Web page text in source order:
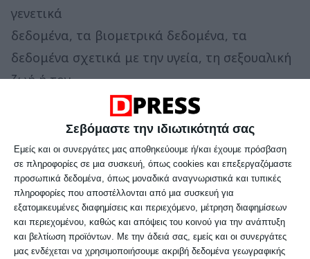
Σεβόμαστε την ιδιωτικότητά σας
Εμείς και οι συνεργάτες μας αποθηκεύουμε ή/και έχουμε πρόσβαση
σε πληροφορίες σε μια συσκευή, όπως cookies και επεξεργαζόμαστε
προσωπικά δεδομένα, όπως μοναδικά αναγνωριστικά και τυπικές
πληροφορίες που αποστέλλονται από μια συσκευή για
εξατομικευμένες διαφημίσεις και περιεχόμενο, μέτρηση διαφημίσεων
και περιεχομένου, καθώς και απόψεις του κοινού για την ανάπτυξη
και βελτίωση προϊόντων.
Με την άδειά σας, εμείς και οι συνεργάτες
μας ενδέχεται να χρησιμοποιήσουμε ακριβή δεδομένα γεωγραφικής
γενετικά
δεδομένα, τα βιομετρικά δεδομένα, τα
δεδομένα σχετικά με την υγεία, τη σεξουαλική
ζωή ή τον
γενετήσιο προσανατολισμό ενός ατόμου.
ΕΠΕΞΕΡΓΑΣΙΑ ΠΡΟΣΩΠΙΚΩΝ ΔΕΔΟΜΕΝΩΝ
Επεξεργασία προσωπικών δεδομένων αποτελεί
κάθε πράξη ή σειρά πράξεων που
πραγματοποιείται με
ή χωρίς τη χρήση αυτοματοποιημένων μέσων,